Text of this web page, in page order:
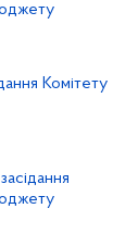
Комітету